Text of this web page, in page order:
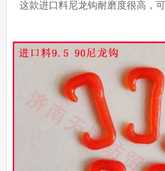
这款进口料尼龙钩耐磨度很高，